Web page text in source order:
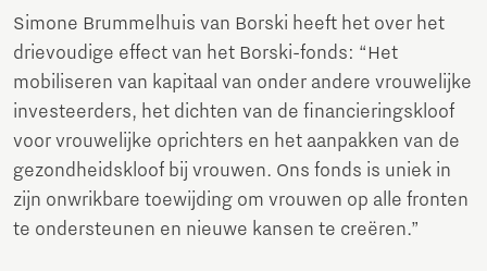
Simone Brummelhuis van Borski heeft het over het
drievoudige effect van het Borski-fonds: “Het
mobiliseren van kapitaal van onder andere vrouwelijke
investeerders, het dichten van de financieringskloof
voor vrouwelijke oprichters en het aanpakken van de
gezondheidskloof bij vrouwen. Ons fonds is uniek in
zijn onwrikbare toewijding om vrouwen op alle fronten
te ondersteunen en nieuwe kansen te creëren.”